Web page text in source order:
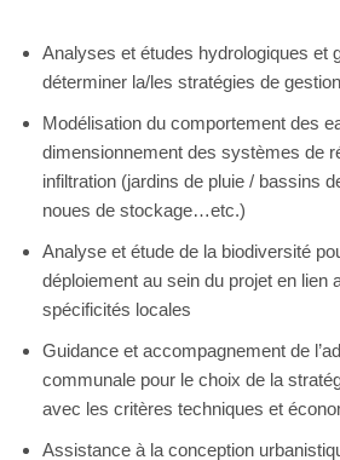
Analyses et études hydrologiques et
déterminer la/les stratégies de
Modélisation du comportement des
dimensionnement des systèmes de
infiltration (jardins de pluie / bassins
noues de stockage…etc.)
Analyse et étude de la biodiversité
déploiement au sein du projet en lien
spécificités locales
Guidance et accompagnement de
communale pour le choix de la
avec les critères techniques et
Assistance à la conception